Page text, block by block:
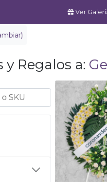
Ver
y Regalos a: